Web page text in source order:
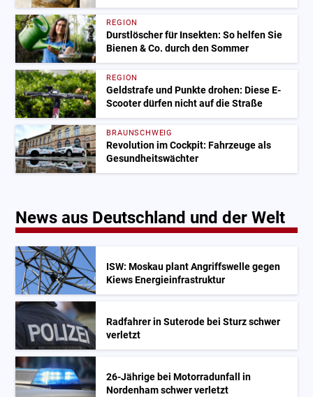
REGION
Durstlöscher für Insekten: So helfen Sie
Bienen & Co. durch den Sommer
REGION
Geldstrafe und Punkte drohen: Diese E-
Scooter dürfen nicht auf die Straße
BRAUNSCHWEIG
Revolution im Cockpit: Fahrzeuge als
Gesundheitswächter
News aus Deutschland und der Welt
ISW: Moskau plant Angriffswelle gegen
Kiews Energieinfrastruktur
Radfahrer in Suterode bei Sturz schwer
verletzt
26-Jährige bei Motorradunfall in
Nordenham schwer verletzt